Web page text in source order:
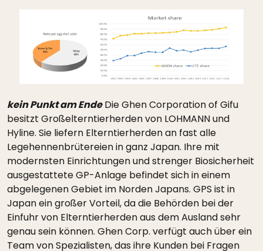
kein Punkt am EndeDie Ghen Corporation of Gifu
besitzt Großelterntierherden von LOHMANN und
Hyline. Sie liefern Elterntierherden an fast alle
Legehennenbrütereien in ganz Japan. Ihre mit
modernsten Einrichtungen und strenger Biosicherheit
ausgestattete GP-Anlage befindet sich in einem
abgelegenen Gebiet im Norden Japans. GPS ist in
Japan ein großer Vorteil, da die Behörden bei der
Einfuhr von Elterntierherden aus dem Ausland sehr
genau sein können. Ghen Corp. verfügt auch über ein
Team von Spezialisten, das ihre Kunden bei Fragen